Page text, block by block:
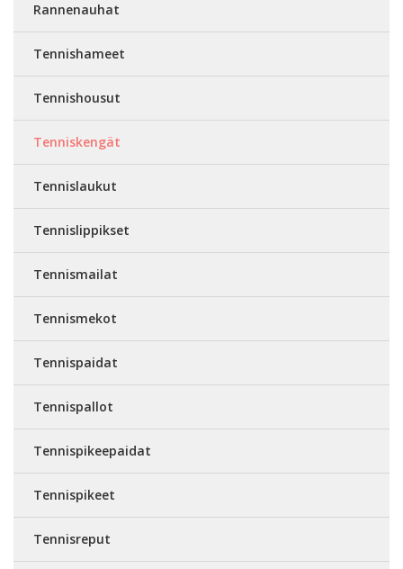
Rannenauhat
Tennishameet
Tennishousut
Tenniskengät
Tennislaukut
Tennislippikset
Tennismailat
Tennismekot
Tennispaidat
Tennispallot
Tennispikeepaidat
Tennispikeet
Tennisreput